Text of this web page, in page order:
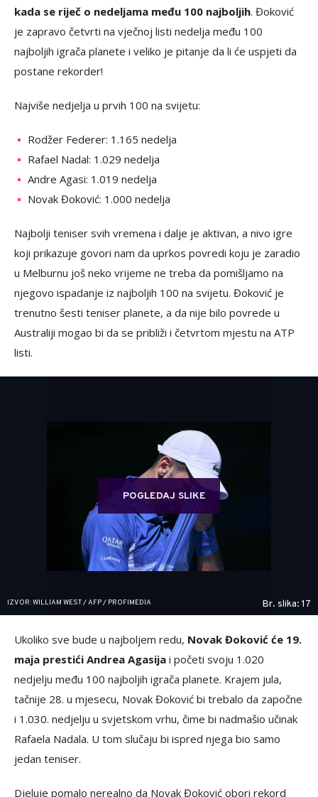
kada se riječ o nedeljama među 100 najboljih. Đoković
je zapravo četvrti na vječnoj listi nedelja među 100
najboljih igrača planete i veliko je pitanje da li će uspjeti da
postane rekorder!
Najviše nedjelja u prvih 100 na svijetu:
Rodžer Federer: 1.165 nedelja
Rafael Nadal: 1.029 nedelja
Andre Agasi: 1.019 nedelja
Novak Đoković: 1.000 nedelja
Najbolji teniser svih vremena i dalje je aktivan, a nivo igre
koji prikazuje govori nam da uprkos povredi koju je zaradio
u Melburnu još neko vrijeme ne treba da pomišljamo na
njegovo ispadanje iz najboljih 100 na svijetu. Đoković je
trenutno šesti teniser planete, a da nije bilo povrede u
Australiji mogao bi da se približi i četvrtom mjestu na ATP
listi.
POGLEDAJ SLIKE
IZVOR: WILLIAM WEST / AFP / PROFIMEDIA Br. slika: 17
Ukoliko sve bude u najboljem redu, Novak Đoković će 19.
maja prestići Andrea Agasija i početi svoju 1.020
nedjelju među 100 najboljih igrača planete. Krajem jula,
tačnije 28. u mjesecu, Novak Đoković bi trebalo da započne
i 1.030. nedjelju u svjetskom vrhu, čime bi nadmašio učinak
Rafaela Nadala. U tom slučaju bi ispred njega bio samo
jedan teniser.
Djeluje pomalo nerealno da Novak Đoković obori rekord